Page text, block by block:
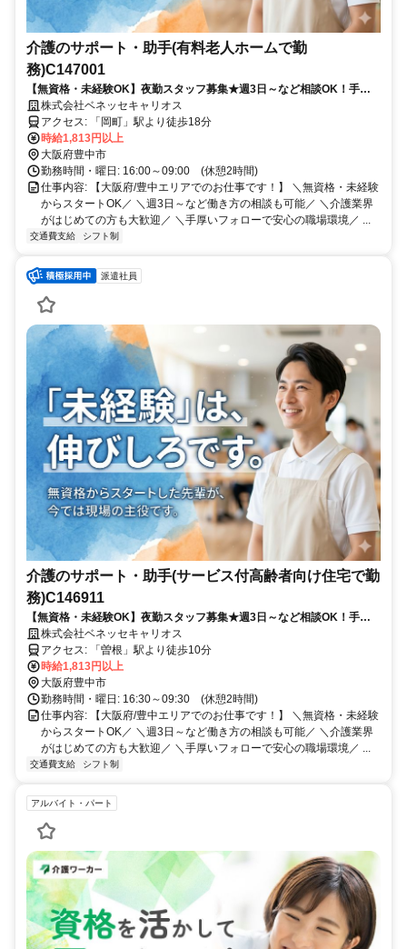
介護のサポート・助手(有料老人ホームで勤
務)C147001
【無資格・未経験OK】夜勤スタッフ募集★週3日～など相談OK！手厚
いサポート体制で介護業界デビューを応援します／派遣介護職のお仕事
◎
株式会社ベネッセキャリオス
アクセス: 「岡町」駅より徒歩18分
時給1,813円以上
大阪府豊中市
勤務時間・曜日: 16:00～09:00 (休憩2時間)
仕事内容: 【大阪府/豊中エリアでのお仕事です！】 ＼無資格・未経験
からスタートOK／ ＼週3日～など働き方の相談も可能／ ＼介護業界
がはじめての方も大歓迎／ ＼手厚いフォローで安心の職場環境／ ...
交通費支給 シフト制
派遣社員
介護のサポート・助手(サービス付高齢者向け住宅で勤
務)C146911
【無資格・未経験OK】夜勤スタッフ募集★週3日～など相談OK！手厚
いサポート体制で介護業界デビューを応援します／派遣介護職のお仕事
◎
株式会社ベネッセキャリオス
アクセス: 「曽根」駅より徒歩10分
時給1,813円以上
大阪府豊中市
勤務時間・曜日: 16:30～09:30 (休憩2時間)
仕事内容: 【大阪府/豊中エリアでのお仕事です！】 ＼無資格・未経験
からスタートOK／ ＼週3日～など働き方の相談も可能／ ＼介護業界
がはじめての方も大歓迎／ ＼手厚いフォローで安心の職場環境／ ...
交通費支給 シフト制
アルバイト・パート